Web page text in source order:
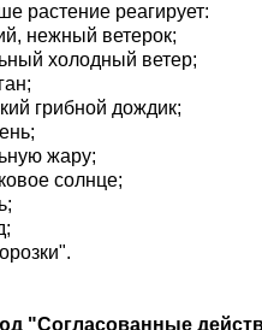
растение реагирует:
нежный ветерок;
холодный ветер;
грибной дождик;
жару;
солнце;
"Согласованные